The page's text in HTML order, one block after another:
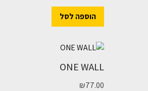
הוספה לסל
ONE WALL
₪77.00